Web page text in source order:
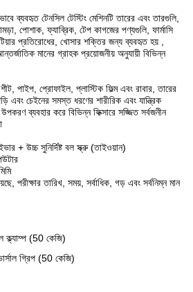
ব্যবহৃত টেনসিল টেস্টিং মেশিনটি তারের এবং তারগুলি,
পোশাক, ফ্যাব্রিক, টেপ কাগজের পণ্যগুলি, ফার্মাসি
প্রতিরোধের, খোসার শক্তির জন্য ব্যবহৃত হয় ,
মানের গ্রাহক প্রয়োজনীয় অনুযায়ী বিভিন্ন
পাইপ, প্রোফাইল, প্লাস্টিক ফিল্ম এবং রাবার, তারের
এবং চেইনের সমস্ত ধরণের শারীরিক এবং যান্ত্রিক
ব্যবহার করে বিভিন্ন ফিক্সারে সজ্জিত সর্বজনীন
+ উচ্চ সুনির্দিষ্ট বল স্ক্রু (তাইওয়ান)
পরীক্ষার তারিখ, সময়, সর্বাধিক, গড় এবং সর্বনিম্ন মান
ক্ল্যাম্প (50 কেজি)
গ্রিপ (50 কেজি)